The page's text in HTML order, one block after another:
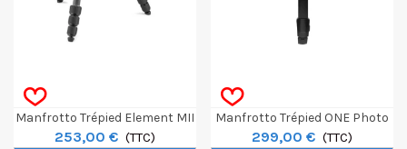
Manfrotto Trépied Element MII
Mobile Noir 4 Sections BH1
253,00 € (TTC)
Manfrotto Trépied ONE Photo
En Aluminium
299,00 € (TTC)